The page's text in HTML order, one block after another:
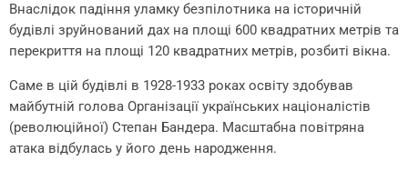
Внаслідок падіння уламку безпілотника на історичній
будівлі зруйнований дах на площі 600 квадратних метрів та
перекриття на площі 120 квадратних метрів, розбиті вікна.
Саме в цій будівлі в 1928-1933 роках освіту здобував
майбутній голова Організації українських націоналістів
(революційної) Степан Бандера. Масштабна повітряна
атака відбулась у його день народження.